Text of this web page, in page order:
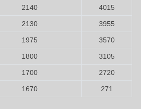
2140 4015
2130 3955
1975 3570
1800 3105
1700 2720
1670 271